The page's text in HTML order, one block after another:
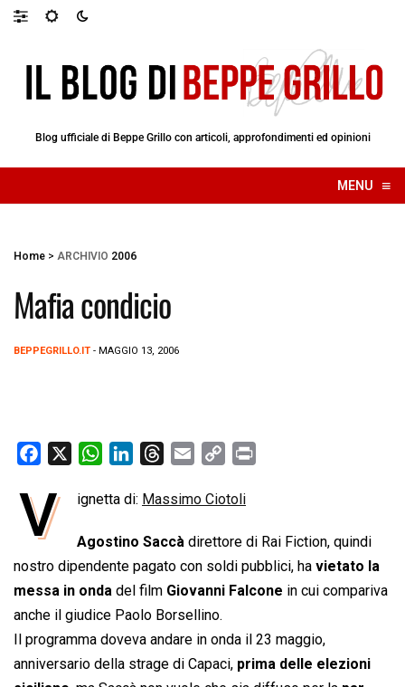
Blog ufficiale di Beppe Grillo con articoli, approfondimenti ed opinioni
MENU ≡
☰
Home > ARCHIVIO 2006
Mafia condicio
BEPPEGRILLO.IT - MAGGIO 13, 2006
c
e
o
o
k
W
a
s
A
p
p
n
e
d
I
n
r
a
d
s
a
l
p
L
i
n
t
V ignetta di: Massimo Ciotoli
Agostino Saccà direttore di Rai Fiction, quindi
nostro dipendente pagato con soldi pubblici, ha vietato la
messa in onda del film  Giovanni Falcone  in cui compariva
anche il giudice Paolo Borsellino.
Il programma doveva andare in onda il 23 maggio,
anniversario della strage di Capaci, prima delle elezioni